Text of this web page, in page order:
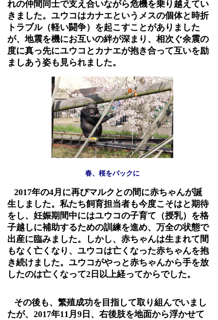
れの仲間同士で支え合いながら危機を乗り越えてい
きました。ユウコはカナエというメスの個体と時折
トラブル（軽い闘争）を起こすことがありました
が、地震を機にお互いの絆が深まり、相次ぐ余震の
度に真っ先にユウコとカナエが抱き合って互いを励
ましあう姿も見られました。
春、桜をバックに
2017年の4月に再びマルクとの間に赤ちゃんが誕
生しました。私たち飼育担当者も今度こそはと期待
をし、妊娠期間中にはユウコの子育て（授乳）を格
子越しに補助するための訓練を進め、万全の状態で
出産に臨みました。しかし、赤ちゃんは生まれて間
もなく亡くなり、ユウコは亡くなった赤ちゃんを抱
き続けました。ユウコがやっと赤ちゃんから手を放
したのは亡くなって2 日以上経ってからでした。
その後も、繁殖成功を目指して取り組んでいまし
たが、2017年11 月9 日、右後肢を地面から浮かせて